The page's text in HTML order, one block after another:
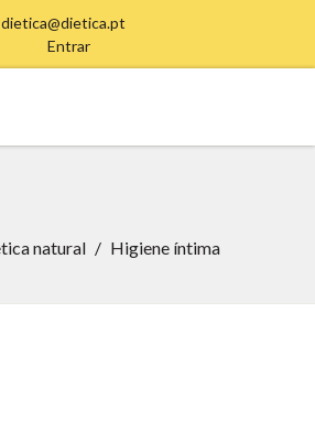
dietica@dietica.pt
Entrar
natural Higiene íntima